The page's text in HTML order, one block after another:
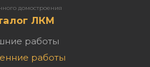
домостроения
ЛКМ
работы
работы